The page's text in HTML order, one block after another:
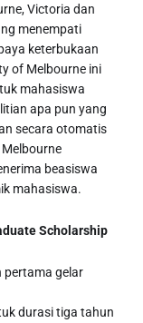
Victoria dan
menempati
keterbukaan
of Melbourne ini
mahasiswa
apa pun yang
secara otomatis
beasiswa
mahasiswa.
Scholarship
pertama gelar
durasi tiga tahun